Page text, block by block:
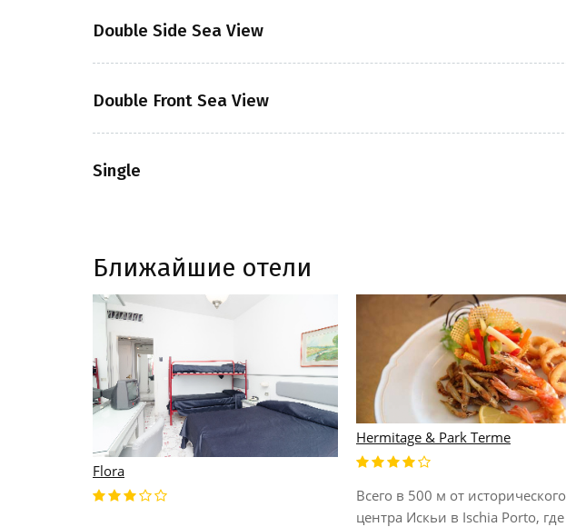
Double Side Sea View
Double Front Sea View
Single
Ближайшие отели
Flora
Hermitage & Park Terme
Всего в 500 м от исторического
центра Искьи в Ischia Porto, где